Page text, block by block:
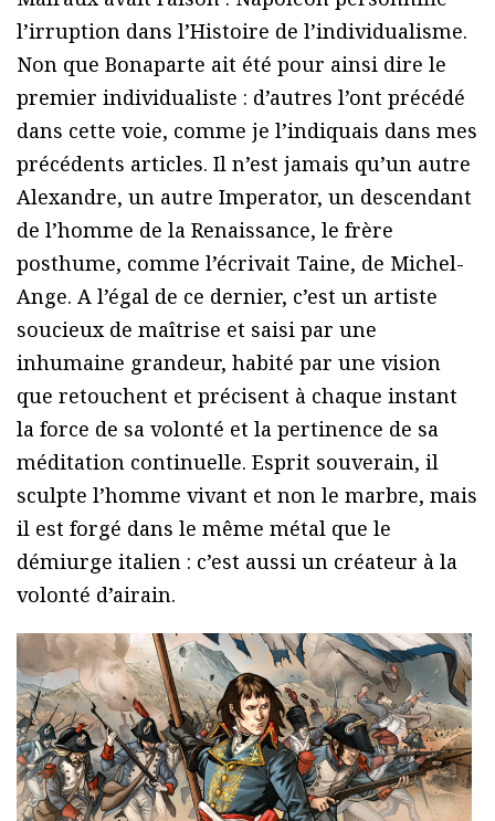
l’irruption dans l’Histoire de l’individualisme.
Non que Bonaparte ait été pour ainsi dire le
premier individualiste : d’autres l’ont précédé
dans cette voie, comme je l’indiquais dans mes
précédents articles. Il n’est jamais qu’un autre
Alexandre, un autre Imperator, un descendant
de l’homme de la Renaissance, le frère
posthume, comme l’écrivait Taine, de Michel-
Ange. A l’égal de ce dernier, c’est un artiste
soucieux de maîtrise et saisi par une
inhumaine grandeur, habité par une vision
que retouchent et précisent à chaque instant
la force de sa volonté et la pertinence de sa
méditation continuelle. Esprit souverain, il
sculpte l’homme vivant et non le marbre, mais
il est forgé dans le même métal que le
démiurge italien : c’est aussi un créateur à la
volonté d’airain.